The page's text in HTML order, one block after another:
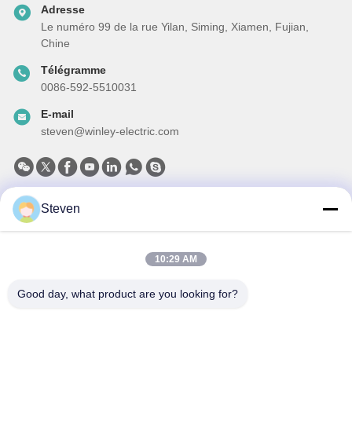
Adresse
Le numéro 99 de la rue Yilan, Siming, Xiamen, Fujian,
Chine
Télégramme
0086-592-5510031
E-mail
steven@winley-electric.com
Notre newsletter
Abonnez-vous à notre newsletter pour des réductions et plus
Steven
10:29 AM
Good day, what product are you looking for?